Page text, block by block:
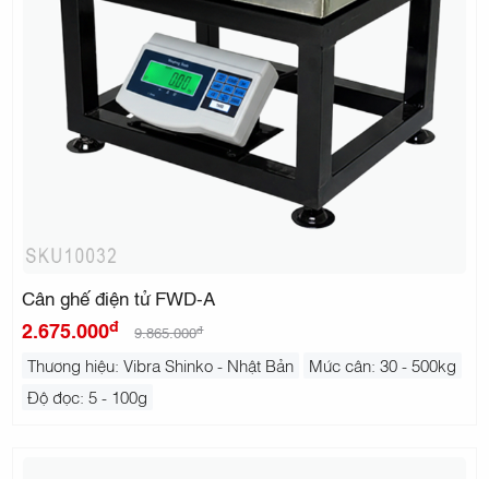
Cân ghế điện tử FWD-A
2.675.000đ 9.865.000đ
Thương hiệu: Vibra Shinko - Nhật Bản
Mức cân: 30 - 500kg
Độ đọc: 5 - 100g